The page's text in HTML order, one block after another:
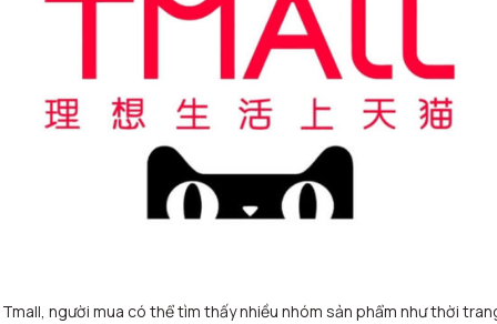
người mua có thể tìm thấy nhiều nhóm sản phẩm như thời